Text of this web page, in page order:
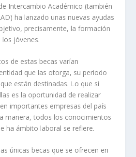
Intercambio Académico (también
ha lanzado unas nuevas ayudas
precisamente, la formación
jóvenes.
de estas becas varían
que las otorga, su periodo
están destinadas. Lo que si
es la oportunidad de realizar
importantes empresas del país
manera, todos los conocimientos
ha ámbito laboral se refiere.
únicas becas que se ofrecen en